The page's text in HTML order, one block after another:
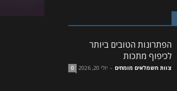
הפתרונות הטובים ביותר
לכיפוף מתכות
צוות חשמלאים מומחים - יולי 20, 2026 0